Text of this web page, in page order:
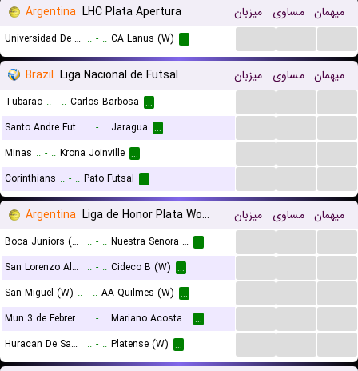
Argentina LHC Plata Apertura میزبان مساوی میهمان
Universidad De Buenos Aires (W) .. - .. CA Lanus (W) ...
Brazil Liga Nacional de Futsal میزبان مساوی میهمان
Tubarao .. - .. Carlos Barbosa ...
Santo Andre Futsal .. - .. Jaragua ...
Minas .. - .. Krona Joinville ...
Corinthians .. - .. Pato Futsal ...
Argentina Liga de Honor Plata Women میزبان مساوی میهمان
Boca Juniors (W) .. - .. Nuestra Senora de Lujan (W) ...
San Lorenzo Almagro (W)
.. - .. Cideco B (W) ...
San Miguel (W) .. - .. AA Quilmes (W) ...
Mun 3 de Febrero (W) .. - .. Mariano Acosta II (W) ...
Huracan De San Justo (W)
.. - .. Platense (W) ...